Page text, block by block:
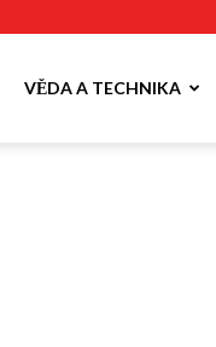
VĚDA A TECHNIKA